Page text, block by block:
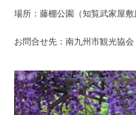
場所：藤棚公園（知覧武家屋
お問合せ先：南九州市観光